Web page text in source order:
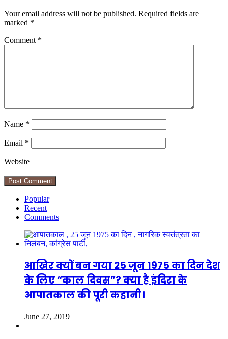
Your email address will not be published. Required fields are
marked *
Comment *
Name *
Email *
Website
Popular
Recent
Comments
आखिर क्यों बन गया 25 जून 1975 का दिन देश
के लिए “काल दिवस”? क्या है इंदिरा के
आपातकाल की पूरी कहानी।
June 27, 2019